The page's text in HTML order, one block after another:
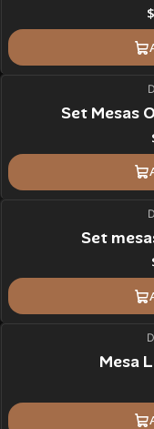
Set Mesas
Set
Mesa